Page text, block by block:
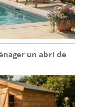
un abri de